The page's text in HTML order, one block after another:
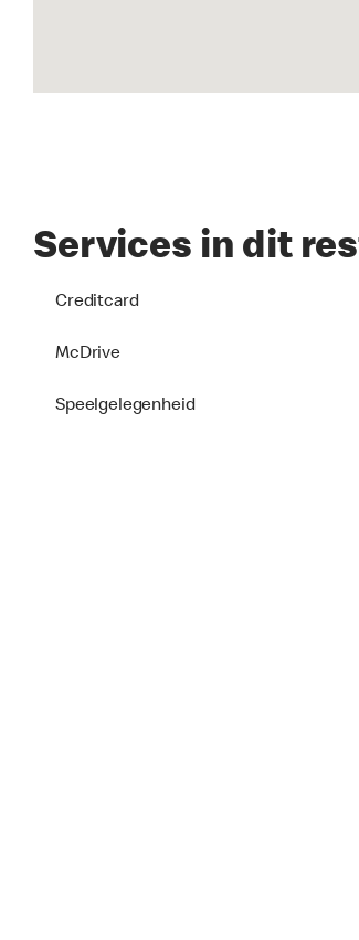
Services in dit
Creditcard
McDrive
Speelgelegenheid